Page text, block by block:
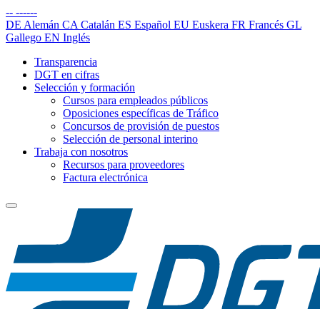
-- ------
DE Alemán CA Catalán ES Español EU Euskera FR Francés GL
Gallego EN Inglés
Transparencia
DGT en cifras
Selección y formación
Cursos para empleados públicos
Oposiciones específicas de Tráfico
Concursos de provisión de puestos
Selección de personal interino
Trabaja con nosotros
Recursos para proveedores
Factura electrónica